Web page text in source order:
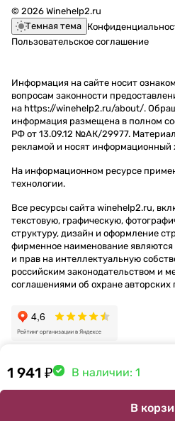
1 941 ₽ В наличии: 1
В
© 2026 Winehelp2.ru
Темная тема
Пользовательское соглашение
Информация на сайте носит
вопросам законности
на https://winehelp2.ru/about/.
информация размещена в полном
РФ от 13.09.12 №АК/29977.
рекламой и носят информационный
На информационном ресурсе
технологии.
Все ресурсы сайта winehelp2.ru,
текстовую, графическую,
структуру, дизайн и оформление
фирменное наименование являются
и прав на интеллектуальную
российским законодательством и
соглашениями об охране авторских